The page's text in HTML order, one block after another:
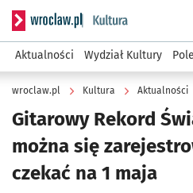
Serwis informacyjny wroclaw.pl
Aktualności Wydział Kultury
wroclaw.pl Kultura Aktualności
Gitarowy Rekord
można się
czekać na 1 maja